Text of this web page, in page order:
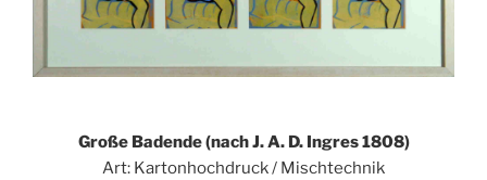
Große Badende (nach J. A. D. Ingres 1808)
Art: Kartonhochdruck / Mischtechnik